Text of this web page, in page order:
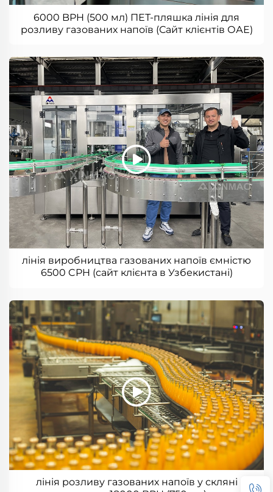
6000 BPH (500 мл) ПЕТ-пляшка лінія для
розливу газованих напоїв (Сайт клієнтів ОАЕ)
лінія виробництва газованих напоїв ємністю
6500 CPH (сайт клієнта в Узбекистані)
лінія розливу газованих напоїв у скляні